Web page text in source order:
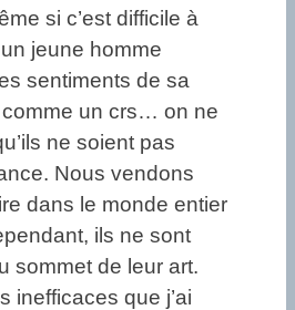
si c’est difficile à
jeune homme
sentiments de sa
un crs… on ne
ne soient pas
Nous vendons
dans le monde entier
ils ne sont
sommet de leur art.
inefficaces que j’ai